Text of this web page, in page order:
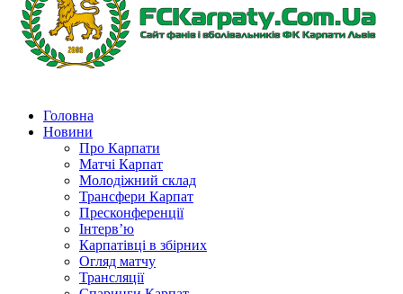
Головна
Новини
Про Карпати
Матчі Карпат
Молодіжний склад
Трансфери Карпат
Пресконференції
Інтерв’ю
Карпатівці в збірних
Огляд матчу
Трансляції